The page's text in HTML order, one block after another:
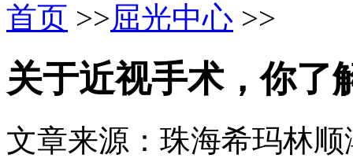
首页 >>屈光中心 >>
关于近视手术，你了
文章来源：珠海希玛林